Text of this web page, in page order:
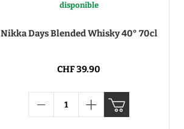
disponible
Nikka Days Blended Whisky 40° 70cl
CHF 39.90